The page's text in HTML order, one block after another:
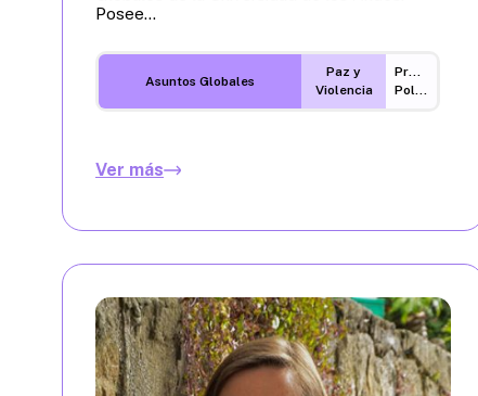
Posee...
Asuntos Globales
Paz y
Violencia
Procesos
Políticos
Ver más